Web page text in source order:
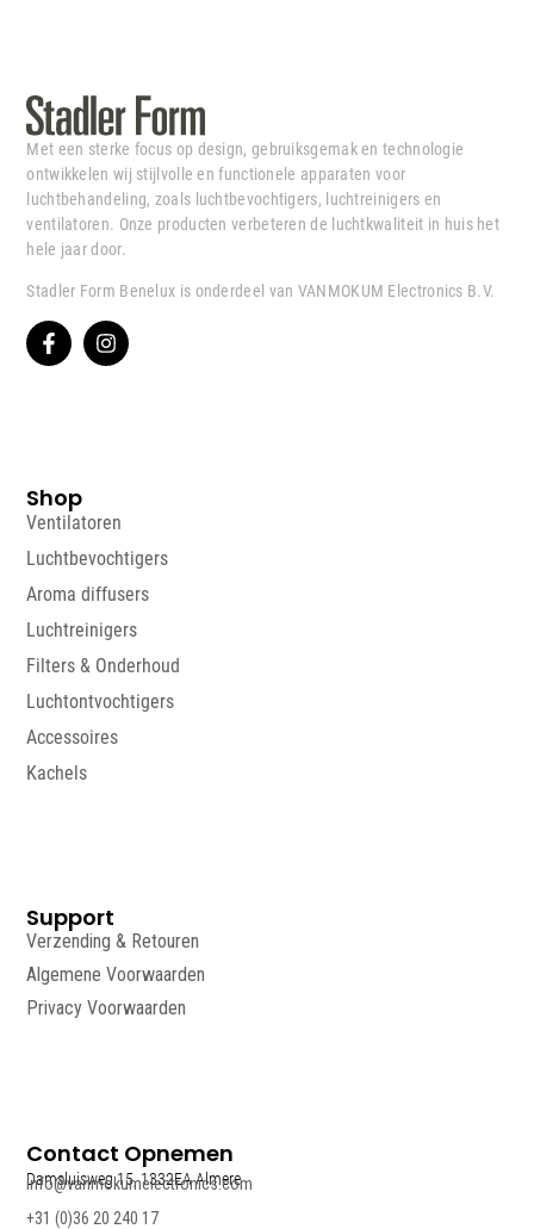
Met een sterke focus op design, gebruiksgemak en technologie
ontwikkelen wij stijlvolle en functionele apparaten voor
luchtbehandeling, zoals luchtbevochtigers, luchtreinigers en
ventilatoren. Onze producten verbeteren de luchtkwaliteit in huis het
hele jaar door.
Stadler Form Benelux is onderdeel van VANMOKUM Electronics B.V.
Shop
Ventilatoren
Luchtbevochtigers
Aroma diffusers
Luchtreinigers
Filters & Onderhoud
Luchtontvochtigers
Accessoires
Kachels
Support
Verzending & Retouren
Algemene Voorwaarden
Privacy Voorwaarden
Contact Opnemen
Damsluisweg 15, 1332EA Almere
info@vanmokumelectronics.com
+31 (0)36 20 240 17